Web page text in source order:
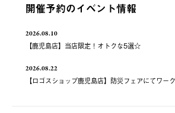
開催予約のイベント情報
2026.08.10
【鹿児島店】当店限定！オトクな5選☆
2026.08.22
【ロゴスショップ鹿児島店】防災フェアにてワー